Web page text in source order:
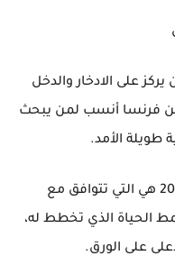
على الادخار والدخل
فرنسا أنسب لمن يبحث
طويلة الأمد.
لذلك، فإن أفضل دولة للعمل في 2026 هي التي تتوافق مع
الحياة الذي تخطط له،
على الورق.